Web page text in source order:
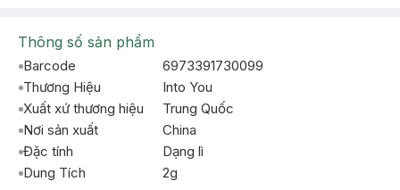
Thông số sản phẩm
Barcode
6973391730099
Thương Hiệu
Into You
Xuất xứ thương hiệu
Trung Quốc
Nơi sản xuất
China
Đặc tính
Dạng lì
Dung Tích
2g